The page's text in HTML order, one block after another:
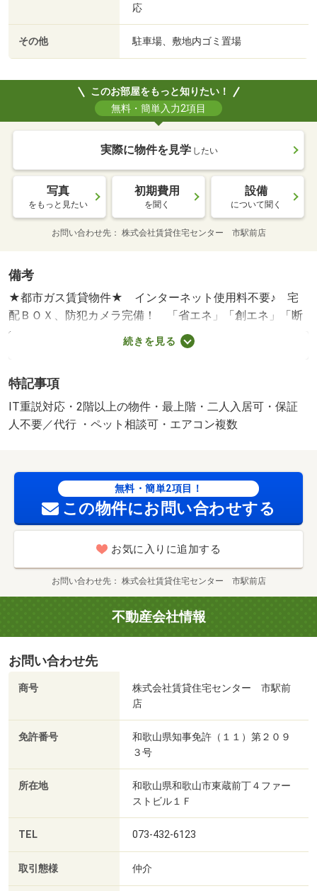
応
その他 駐車場、敷地内ゴミ置場
このお部屋をもっと知りたい！
無料・簡単入力2項目
実際に物件を見学 したい
写真
をもっと見たい
初期費用
を聞く
設備
について聞く
お問い合わせ先 株式会社賃貸住宅センター 市駅前店
備考
★都市ガス賃貸物件★ インターネット使用料不要♪ 宅
配ＢＯＸ、防犯カメラ完備！ 「省エネ」「創エネ」「断
熱」のＺＥＨ採用☆ 他、エアコン、照明、Ｗ－ＣＬ、追
い焚き、浴室乾燥機など設備充実♪ 徒歩圏内にコンビニや
（犬・猫） ★家具家電レンタル利用可★ 図面や設備が
現況と異なる場合、現況優先と致します。 別途月額費
用：ｒｕｕｍサポート１，９８０円 更新事務手数料：２
月額：賃料総額の２．２％・２．５％・５．５％いずれか
必要。 駐車場備考：空有 ６，６００円/仲介手数
料 89650円
続きを見る
特記事項
IT重説対応・2階以上の物件・最上階・二人入居可・保証
人不要／代行 ・ペット相談可・エアコン複数
無料・簡単2項目！
この物件にお問い合わせする
お気に入りに追加する
お問い合わせ先 株式会社賃貸住宅センター 市駅前店
不動産会社情報
お問い合わせ先
商号
株式会社賃貸住宅センター 市駅前
店
免許番号
和歌山県知事免許（１１）第２０９
３号
所在地
和歌山県和歌山市東蔵前丁４ファー
ストビル１Ｆ
TEL 073-432-6123
取引態様 仲介